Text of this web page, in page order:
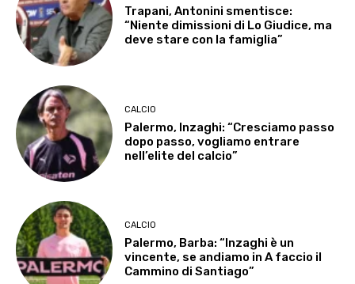
Trapani, Antonini smentisce:
“Niente dimissioni di Lo Giudice, ma
deve stare con la famiglia”
CALCIO
Palermo, Inzaghi: “Cresciamo passo
dopo passo, vogliamo entrare
nell’elite del calcio”
CALCIO
Palermo, Barba: “Inzaghi è un
vincente, se andiamo in A faccio il
Cammino di Santiago”